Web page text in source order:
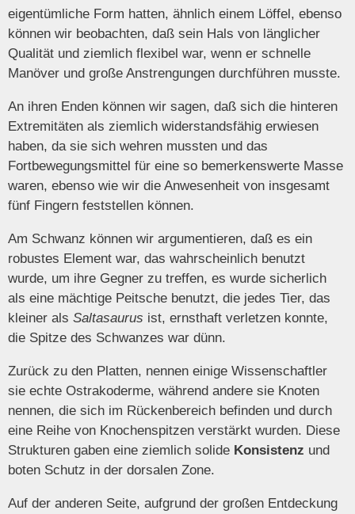
eigentümliche Form hatten, ähnlich einem Löffel, ebenso
können wir beobachten, daß sein Hals von länglicher
Qualität und ziemlich flexibel war, wenn er schnelle
Manöver und große Anstrengungen durchführen musste.
An ihren Enden können wir sagen, daß sich die hinteren
Extremitäten als ziemlich widerstandsfähig erwiesen
haben, da sie sich wehren mussten und das
Fortbewegungsmittel für eine so bemerkenswerte Masse
waren, ebenso wie wir die Anwesenheit von insgesamt
fünf Fingern feststellen können.
Am Schwanz können wir argumentieren, daß es ein
robustes Element war, das wahrscheinlich benutzt
wurde, um ihre Gegner zu treffen, es wurde sicherlich
als eine mächtige Peitsche benutzt, die jedes Tier, das
kleiner als Saltasaurus ist, ernsthaft verletzen konnte,
die Spitze des Schwanzes war dünn.
Zurück zu den Platten, nennen einige Wissenschaftler
sie echte Ostrakoderme, während andere sie Knoten
nennen, die sich im Rückenbereich befinden und durch
eine Reihe von Knochenspitzen verstärkt wurden. Diese
Strukturen gaben eine ziemlich solide Konsistenz und
boten Schutz in der dorsalen Zone.
Auf der anderen Seite, aufgrund der großen Entdeckung